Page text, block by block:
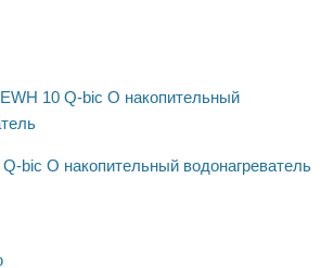
bic O накопительный водонагреватель